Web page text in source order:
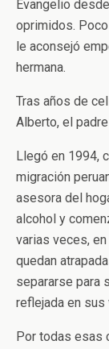
Evangelio
oprimidos.
le aconsejó
hermana.
Tras años de
Alberto, el
Llegó en 1994,
migración
asesora del
alcohol y
varias veces,
quedan
separarse para
reflejada en sus
Por todas esas